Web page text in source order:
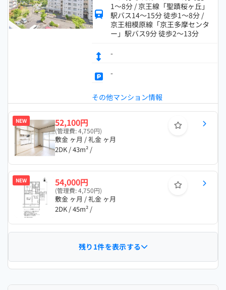
1～8分 / 京王線「聖蹟桜ヶ丘」
駅バス14～15分 徒歩1～8分 /
京王相模原線「京王多摩センタ
ー」駅バス9分 徒歩2～13分
-
-
その他マンション情報
NEW 52,100円
(管理費: 4,750円)
敷金 ヶ月 / 礼金 ヶ月
2DK / 43m² /
NEW 54,000円
(管理費: 4,750円)
敷金 ヶ月 / 礼金 ヶ月
2DK / 45m² /
残り1件を表示する